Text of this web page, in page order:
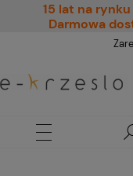
15 lat na rynku
Darmowa